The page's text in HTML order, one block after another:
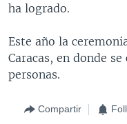
ha logrado.
Este año la
Caracas, en donde
personas.
Compartir